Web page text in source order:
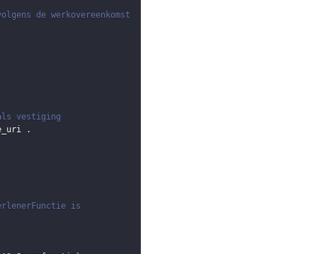
de werkovereenkomst
vestiging
.
is